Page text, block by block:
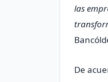
las
De